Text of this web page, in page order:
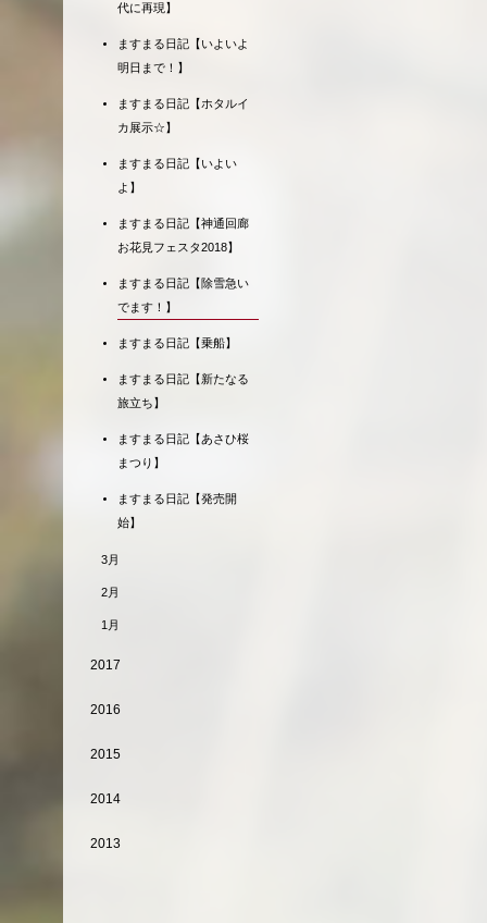
代に再現】
ますまる日記【いよいよ
明日まで！】
ますまる日記【ホタルイ
カ展示☆】
ますまる日記【いよい
よ】
ますまる日記【神通回廊
お花見フェスタ2018】
ますまる日記【除雪急い
でます！】
ますまる日記【乗船】
ますまる日記【新たなる
旅立ち】
ますまる日記【あさひ桜
まつり】
ますまる日記【発売開
始】
3月
2月
1月
2017
2016
2015
2014
2013